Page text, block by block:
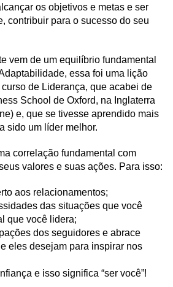
os objetivos e metas e ser
contribuir para o sucesso do seu
vem de um equilíbrio fundamental
essa foi uma lição
de Liderança, que acabei de
School de Oxford, na Inglaterra
e, que se tivesse aprendido mais
sido um líder melhor.
correlação fundamental com
valores e suas ações. Para isso:
aos relacionamentos;
das situações que você
que você lidera;
dos seguidores e abrace
eles desejam para inspirar nos
e isso significa “ser você”!